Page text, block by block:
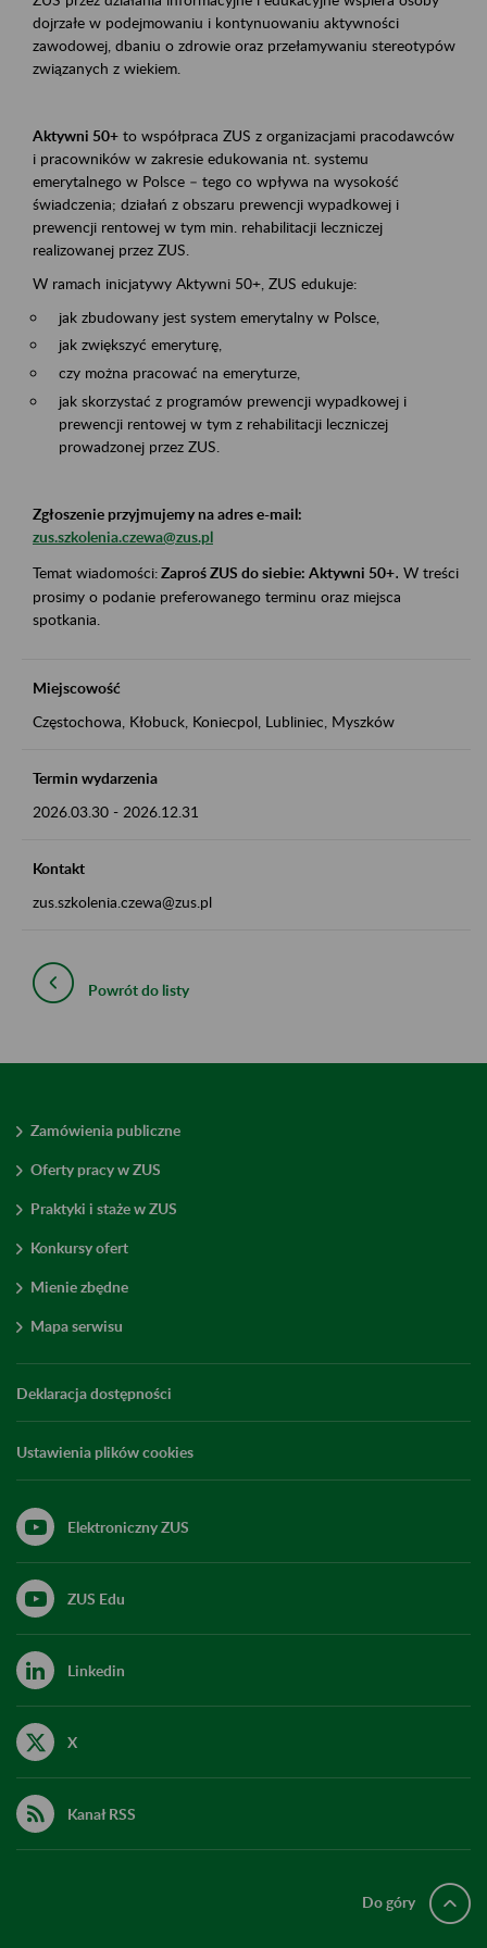
dojrzałe w podejmowaniu i kontynuowaniu aktywności
zawodowej, dbaniu o zdrowie oraz przełamywaniu stereotypów
związanych z wiekiem.
Aktywni 50+ to współpraca ZUS z organizacjami pracodawców
i pracowników w zakresie edukowania nt. systemu
emerytalnego w Polsce – tego co wpływa na wysokość
świadczenia; działań z obszaru prewencji wypadkowej i
prewencji rentowej w tym min. rehabilitacji leczniczej
realizowanej przez ZUS.
W ramach inicjatywy Aktywni 50+, ZUS edukuje:
jak zbudowany jest system emerytalny w Polsce,
jak zwiększyć emeryturę,
czy można pracować na emeryturze,
jak skorzystać z programów prewencji wypadkowej i
prewencji rentowej w tym z rehabilitacji leczniczej
prowadzonej przez ZUS.
Zgłoszenie przyjmujemy na adres e-mail:
zus.szkolenia.czewa@zus.pl
Temat wiadomości:Zaproś ZUS do siebie: Aktywni 50+. W treści
prosimy o podanie preferowanego terminu oraz miejsca
spotkania.
Miejscowość
Częstochowa, Kłobuck, Koniecpol, Lubliniec, Myszków
Termin wydarzenia
2026.03.30 - 2026.12.31
Kontakt
zus.szkolenia.czewa@zus.pl
Powrót do listy
Zamówienia publiczne
Oferty pracy w ZUS
Praktyki i staże w ZUS
Konkursy ofert
Mienie zbędne
Mapa serwisu
Deklaracja dostępności
Ustawienia plików cookies
Elektroniczny ZUS
ZUS Edu
Linkedin
X
Kanał RSS
Do góry